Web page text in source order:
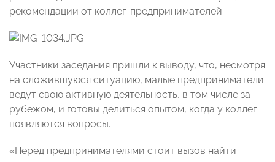
рекомендации от коллег-предпринимателей.
Участники заседания пришли к выводу, что, несмотря
на сложившуюся ситуацию, малые предприниматели
ведут свою активную деятельность, в том числе за
рубежом, и готовы делиться опытом, когда у коллег
появляются вопросы.
«Перед предпринимателями стоит вызов найти